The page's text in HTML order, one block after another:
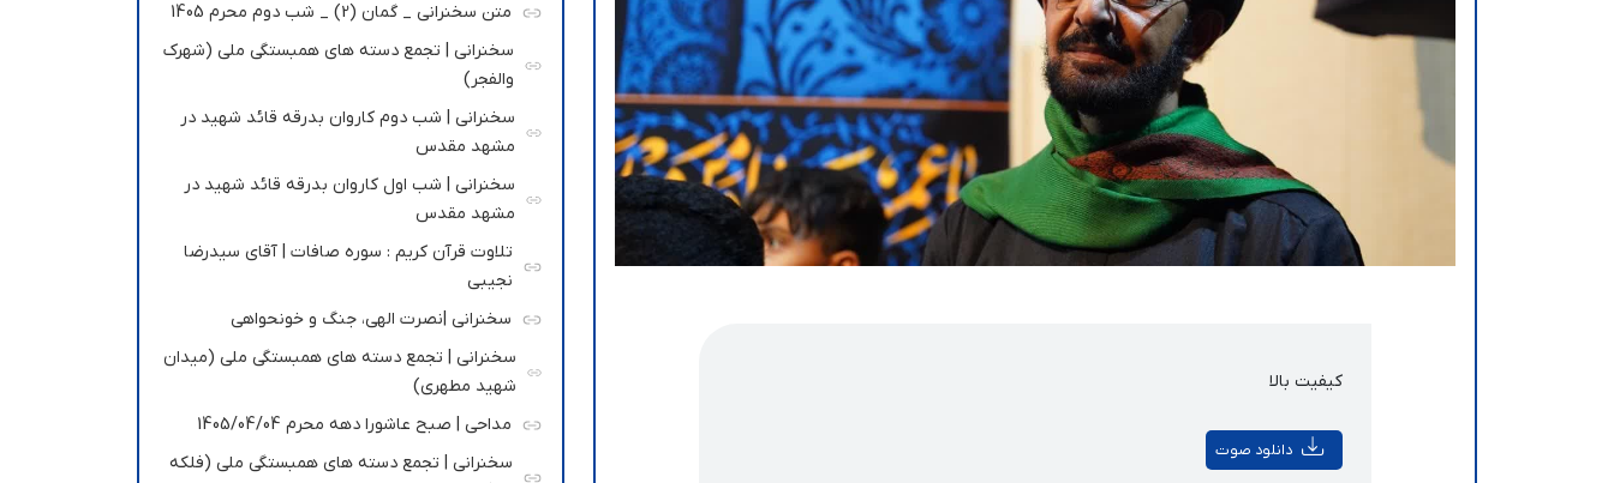
کیفیت بالا
دانلود صوت
متن سخنرانی _ گمان (2) _ شب دوم محرم 1405
سخنرانی | تجمع دسته های همبستگی ملی (شهرک
والفجر)
سخنرانی | شب دوم کاروان بدرقه قائد شهید در
مشهد مقدس
سخنرانی | شب اول کاروان بدرقه قائد شهید در
مشهد مقدس
تلاوت قرآن کریم : سوره صافات | آقای سیدرضا
نجیبی
سخنرانی |نصرت الهی، جنگ و خونحواهی
سخنرانی | تجمع دسته های همبستگی ملی (میدان
شهید مطهری)
مداحی | صبح عاشورا دهه محرم 1405/04/04
سخنرانی | تجمع دسته های همبستگی ملی (فلکه